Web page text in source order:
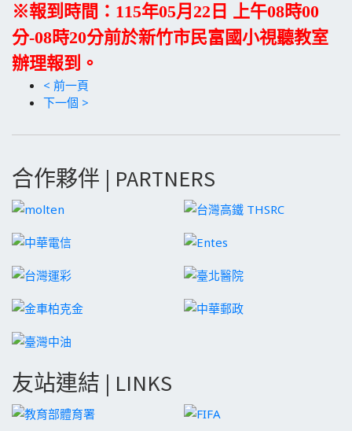
※報到時間：115年05月22日 上午08時00
分-08時20分前於新竹市民富國小視聽教室
辦理報到。
< 前一頁
下一個 >
合作夥伴 | PARTNERS
友站連結 | LINKS